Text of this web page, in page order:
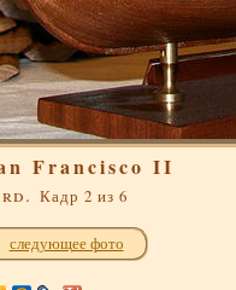
Francisco II
Кадр 2 из 6
следующее фото